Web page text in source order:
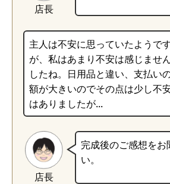
店長
主人は不安に思っていたようで
が、私はあまり不安は感じませ
したね。日用品と違い、支払い
額が大きいのでその点は少し不
はありましたが...
店長
完成後のご感想をお
い。